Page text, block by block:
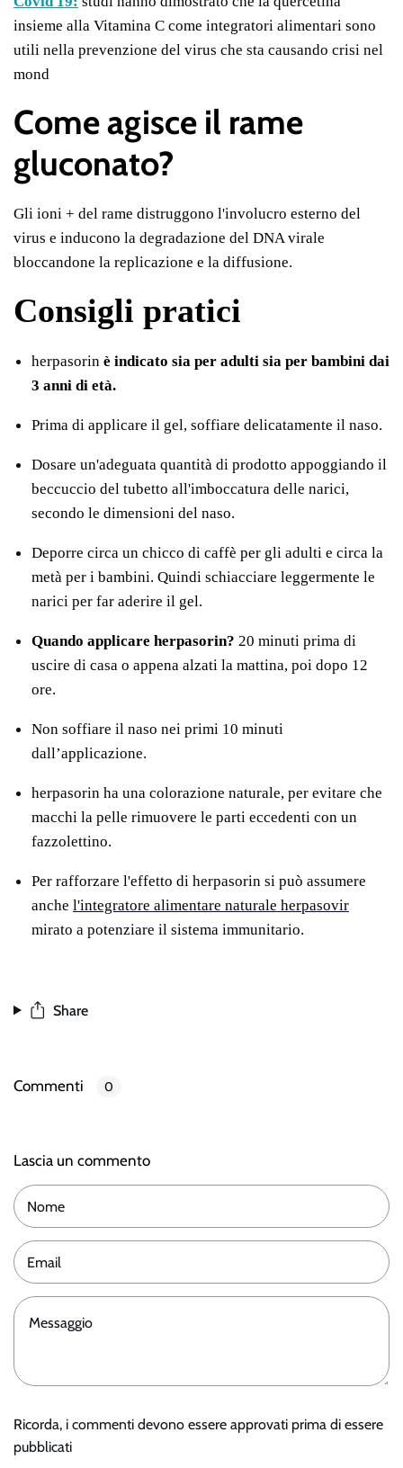
insieme alla Vitamina C come integratori alimentari sono
utili nella prevenzione del virus che sta causando crisi nel
mond
Come agisce il rame
gluconato?
Gli ioni + del rame distruggono l'involucro esterno del
virus e inducono la degradazione del DNA virale
bloccandone la replicazione e la diffusione.
Consigli pratici
herpasorin è indicato sia per adulti sia per bambini dai
3 anni di età.
Prima di applicare il gel, soffiare delicatamente il naso.
Dosare un'adeguata quantità di prodotto appoggiando il
beccuccio del tubetto all'imboccatura delle narici,
secondo le dimensioni del naso.
Deporre circa un chicco di caffè per gli adulti e circa la
metà per i bambini. Quindi schiacciare leggermente le
narici per far aderire il gel.
Quando applicare herpasorin? 20 minuti prima di
uscire di casa o appena alzati la mattina, poi dopo 12
ore.
Non soffiare il naso nei primi 10 minuti
dall’applicazione.
herpasorin ha una colorazione naturale, per evitare che
macchi la pelle rimuovere le parti eccedenti con un
fazzolettino.
Per rafforzare l'effetto di herpasorin si può assumere
anche l'integratore alimentare naturale herpasovir
mirato a potenziare il sistema immunitario.
Share
Commenti 0
Lascia un commento
Ricorda, i commenti devono essere approvati prima di essere
pubblicati